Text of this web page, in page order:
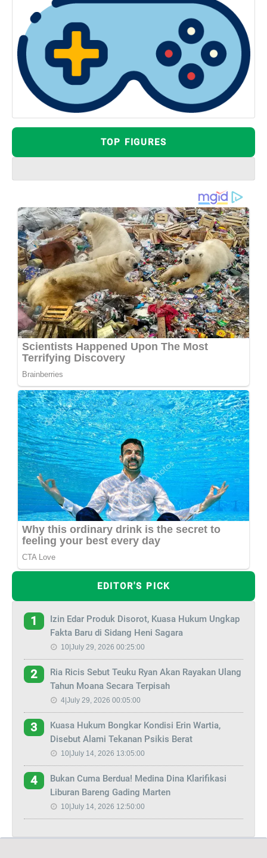
TOP FIGURES
EDITOR'S PICK
1
Izin Edar Produk Disorot, Kuasa Hukum Ungkap
Fakta Baru di Sidang Heni Sagara
10|July 29, 2026 00:25:00
2
Ria Ricis Sebut Teuku Ryan Akan Rayakan Ulang
Tahun Moana Secara Terpisah
4|July 29, 2026 00:05:00
3
Kuasa Hukum Bongkar Kondisi Erin Wartia,
Disebut Alami Tekanan Psikis Berat
10|July 14, 2026 13:05:00
4
Bukan Cuma Berdua! Medina Dina Klarifikasi
Liburan Bareng Gading Marten
10|July 14, 2026 12:50:00